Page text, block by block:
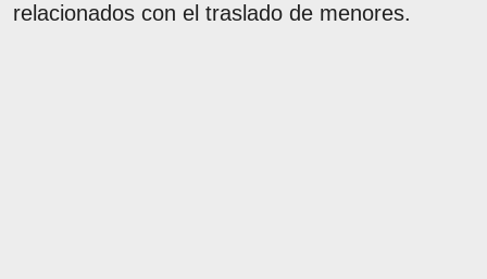
relacionados con el traslado de menores.